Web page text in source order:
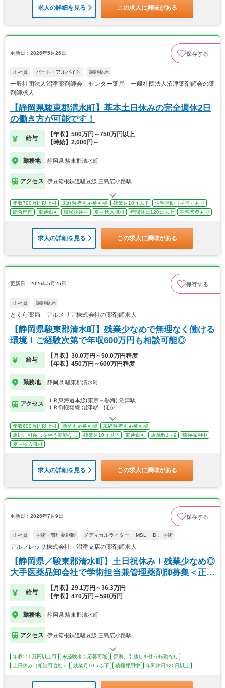
求人の詳細を見る この求人に興味がある
更新日：2026年5月26日 保存する
正社員 パート・アルバイト 調剤薬局
一般社団法人沼津薬剤師会 センター薬局 一般社団法人沼津薬剤師会の薬
剤師求人
【静岡県駿東郡清水町】基本土日休みの完全週休2日
の働き方が可能です！
給与
【年収】500万円～750万円以上
【時給】2,000円～
勤務地 静岡県 駿東郡清水町
アクセス 伊豆箱根鉄道駿豆線 三島広小路駅
年収700万円以上可 未経験者も応募可能 残業月10ｈ以下
住宅補助（手当）あり
総合門前
車通勤可 積極採用中 夏～秋入職可 年間休日120日以上 在宅業務あり
求人の詳細を見る この求人に興味がある
更新日：2026年5月26日 保存する
正社員 調剤薬局
とくら薬局 アルメリア株式会社の薬剤師求人
【静岡県駿東郡清水町】残業少なめで無理なく働ける
環境！ご経験次第で年収600万円も相談可能◎
給与
【月収】30.0万円～50.0万円程度
【年収】450万円～600万円程度
勤務地 静岡県 駿東郡清水町
アクセス
ＪＲ東海道本線(東京－熱海) 沼津駅
ＪＲ御殿場線 沼津駅…ほか
年収600万円以上可 新卒も応募可能
未経験者も応募可能
原則、引越しを伴う転勤なし
残業月10ｈ以下 車通勤可 店舗数1～9
積極採用中
夏～秋入職可
求人の詳細を見る この求人に興味がある
更新日：2026年7月9日 保存する
正社員 学術・管理薬剤師 メディカルライター、 MSL、 DI、学術
アルフレッサ株式会社 沼津支店の薬剤師求人
【静岡県／駿東郡清水町】土日祝休み！残業少なめ◎
大手医薬品卸会社で学術担当兼管理薬剤師募集＜正社
員＞
給与
【月収】29.1万円～36.3万円
【年収】470万円～590万円
勤務地 静岡県 駿東郡清水町
アクセス 伊豆箱根鉄道駿豆線 三島広小路駅
年収550万円以上可 未経験者も応募可能
原則、引越しを伴う転勤なし
土日休み（相談可含む）
残業月10ｈ以下 積極採用中 年間休日120日以上